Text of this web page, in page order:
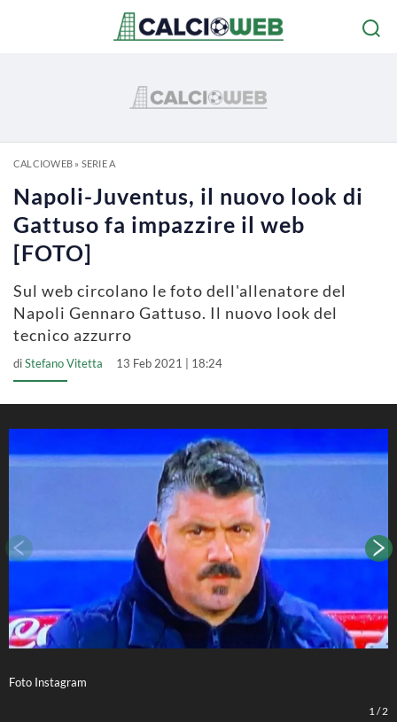
CALCIOWEB» SERIE A
Napoli-Juventus, il nuovo look di
Gattuso fa impazzire il web
[FOTO]
Sul web circolano le foto dell'allenatore del
Napoli Gennaro Gattuso. Il nuovo look del
tecnico azzurro
diStefano Vitetta 13 Feb 2021 | 18:24
Foto Instagram
1 /2